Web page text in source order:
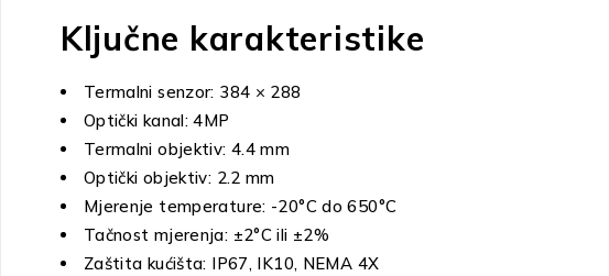
Ključne karakteristike
Termalni senzor: 384 × 288
Optički kanal: 4MP
Termalni objektiv: 4.4 mm
Optički objektiv: 2.2 mm
Mjerenje temperature: -20°C do 650°C
Tačnost mjerenja: ±2°C ili ±2%
Zaštita kućišta: IP67, IK10, NEMA 4X